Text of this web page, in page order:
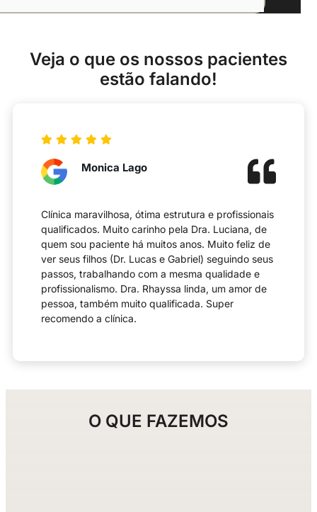
Veja o que os nossos pacientes
estão falando!
Monica Lago
Clínica maravilhosa, ótima estrutura e profissionais
qualificados. Muito carinho pela Dra. Luciana, de
quem sou paciente há muitos anos. Muito feliz de
ver seus filhos (Dr. Lucas e Gabriel) seguindo seus
passos, trabalhando com a mesma qualidade e
profissionalismo. Dra. Rhayssa linda, um amor de
pessoa, também muito qualificada. Super
recomendo a clínica.
O QUE FAZEMOS